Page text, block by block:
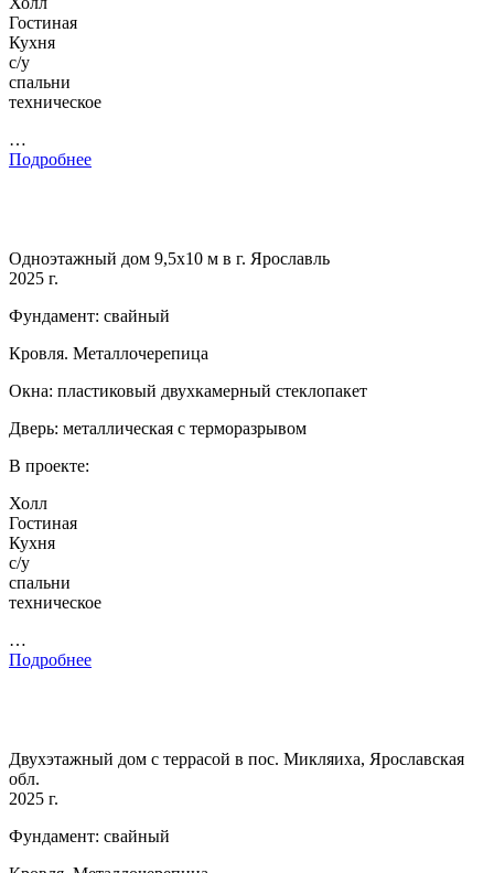
Гостиная
Кухня
с/у
спальни
техническое
…
Подробнее
Одноэтажный дом 9,5х10 м в г. Ярославль
2025 г.
Фундамент: свайный
Кровля. Металлочерепица
Окна: пластиковый двухкамерный стеклопакет
Дверь: металлическая с терморазрывом
В проекте:
Холл
Гостиная
Кухня
с/у
спальни
техническое
…
Подробнее
Двухэтажный дом с террасой в пос. Микляиха, Ярославская
обл.
2025 г.
Фундамент: свайный